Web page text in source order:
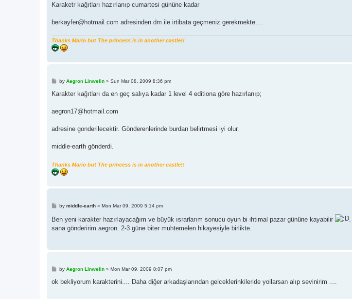
s
Karaketr kağıtları hazırlanıp cumartesi gününe kadar
berkayfer@hotmail.com adresinden dm ile irtibata geçmeniz gerekmekte....
Thanks Mario but The princess is in another castle!!
P
s
by Aegron Linwelin» Sun Mar 08, 2009 8:36 pm
Karakter kağıtları da en geç salıya kadar 1 level 4 editiona göre hazırlanıp;
aegron17@hotmail.com
adresine gonderilecektir. Gönderenlerinde burdan belirtmesi iyi olur.
middle-earth gönderdi.
Thanks Mario but The princess is in another castle!!
P
t
by middle-earth» Mon Mar 09, 2009 5:14 pm
Ben yeni karakter hazırlayacağım ve büyük ısrarlarım sonucu oyun bi ihtimal pazar gününe kayabilir
sana gönderirim aegron. 2-3 güne biter muhtemelen hikayesiyle birlikte.
P
s
by Aegron Linwelin» Mon Mar 09, 2009 8:07 pm
ok bekliyorum karakterini.... Daha diğer arkadaşlarından gelceklerinkileride yollarsan alıp sevinirim ....